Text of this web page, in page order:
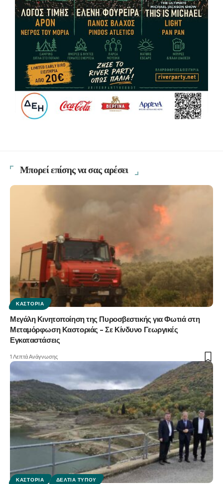
Μπορεί επίσης να σας αρέσει
ΚΑΣΤΟΡΙΆ
Μεγάλη Κινητοποίηση της Πυροσβεστικής για Φωτιά στη
Μεταμόρφωση Καστοριάς – Σε Κίνδυνο Γεωργικές
Εγκαταστάσεις
1 Λεπτά Ανάγνωσης
ΚΑΣΤΟΡΙΆ ΔΕΛΤΊΑ ΤΎΠΟΥ